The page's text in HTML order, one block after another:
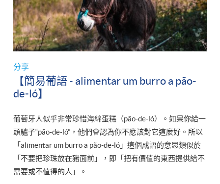
分享
【簡易葡語 - alimentar um burro a pão-
de-ló】
葡萄牙人似乎非常珍惜海綿蛋糕（pão-de-ló）。如果你給一
頭驢子“pão-de-ló”，他們會認為你不應該對它這麼好。所以
「alimentar um burro a pão-de-ló」這個成語的意思類似於
「不要把珍珠放在豬面前」，即「把有價值的東西提供給不
需要或不值得的人」。